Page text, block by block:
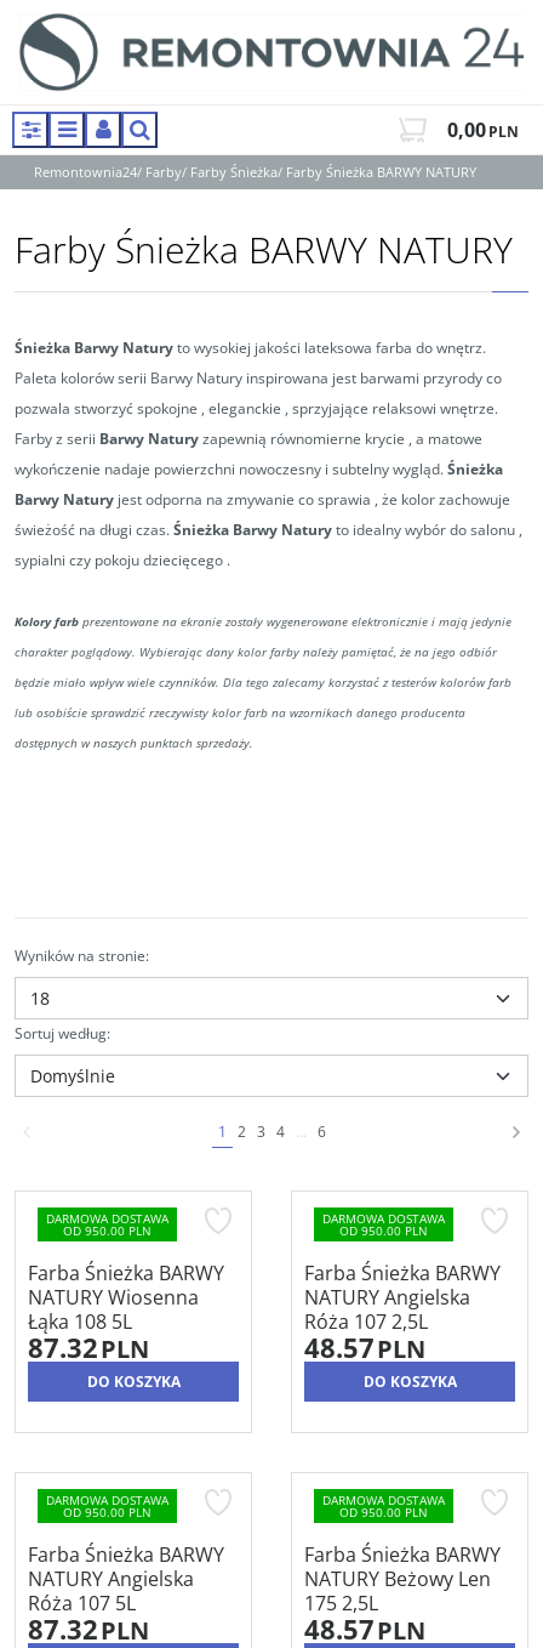
PanelMenuPanelSzukaj 0,00PLN
Remontownia24/ Farby/ Farby Śnieżka/ Farby Śnieżka BARWY NATURY
Farby Śnieżka BARWY NATURY
Śnieżka Barwy Naturyto wysokiej jakości lateksowa farba do wnętrz.
Paleta kolorów serii Barwy Natury inspirowana jest barwami przyrody co
pozwala stworzyć spokojne , eleganckie , sprzyjające relaksowi wnętrze.
Farby z serii Barwy Naturyzapewnią równomierne krycie , a matowe
wykończenie nadaje powierzchni nowoczesny i subtelny wygląd.Śnieżka
Barwy Natury jest odporna na zmywanie co sprawia , że kolor zachowuje
świeżość na długi czas.Śnieżka Barwy Naturyto idealny wybór do salonu ,
sypialni czy pokoju dziecięcego .
Kolory farb prezentowane na ekranie zostały wygenerowane elektronicznie i mają jedynie
charakter poglądowy. Wybierając dany kolor farby należy pamiętać, że na jego odbiór
będzie miało wpływ wiele czynników. Dla tego zalecamy korzystać z testerów kolorów farb
lub osobiście sprawdzić rzeczywisty kolor farb na wzornikach danego producenta
dostępnych w naszych punktach sprzedaży.
Wyników na stronie:
Sortuj według:
1 2 3 4 ... 6
DARMOWA DOSTAWA
OD 950.00 PLN
Farba Śnieżka BARWY
NATURY Wiosenna
Łąka 108 5L
87.32PLN
DO KOSZYKA
DARMOWA DOSTAWA
OD 950.00 PLN
Farba Śnieżka BARWY
NATURY Angielska
Róża 107 2,5L
48.57PLN
DO KOSZYKA
DARMOWA DOSTAWA
OD 950.00 PLN
Farba Śnieżka BARWY
NATURY Angielska
Róża 107 5L
87.32PLN
DARMOWA DOSTAWA
OD 950.00 PLN
Farba Śnieżka BARWY
NATURY Beżowy Len
175 2,5L
48.57PLN